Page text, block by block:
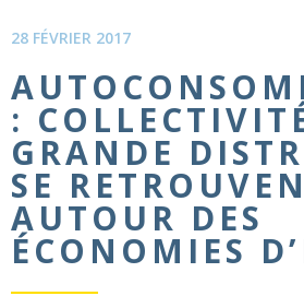
28 FÉVRIER 2017
:
GRANDE
SE
AUTOUR DES
ÉCONOMIES